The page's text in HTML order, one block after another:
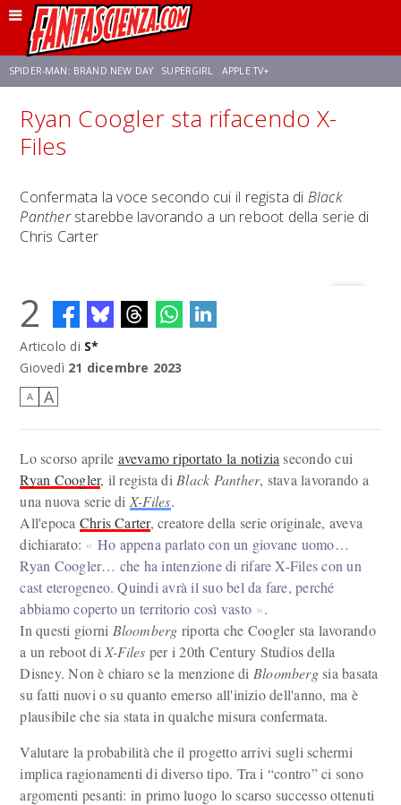
SPIDER-MAN: BRAND NEW DAY SUPERGIRL APPLE TV+
FRANCO RICCIARDIELLO ZENDAYA STAR TREK AVENGERS: DOOMSDAY
Ryan Coogler sta rifacendo X-
Files
Confermata la voce secondo cui il regista di Black
Pantherstarebbe lavorando a un reboot della serie di
Chris Carter
2
Articolo di S*
Giovedì 21 dicembre 2023
A A
Lo scorso aprile avevamo riportato la notizia secondo cui
Ryan Coogler, il regista di Black Panther, stava lavorando a
una nuova serie di X-Files.
All'epoca Chris Carter, creatore della serie originale, aveva
dichiarato:
Ho appena parlato con un giovane uomo…
Ryan Coogler… che ha intenzione di rifare X-Files con un
cast eterogeneo. Quindi avrà il suo bel da fare, perché
abbiamo coperto un territorio così vasto
.
In questi giorni Bloomberg riporta che Coogler sta lavorando
a un reboot di X-Files per i 20th Century Studios della
Disney. Non è chiaro se la menzione di Bloombergsia basata
su fatti nuovi o su quanto emerso all'inizio dell'anno, ma è
plausibile che sia stata in qualche misura confermata.
Valutare la probabilità che il progetto arrivi sugli schermi
implica ragionamenti di diverso tipo. Tra i “contro” ci sono
argomenti pesanti: in primo luogo lo scarso successo ottenuti